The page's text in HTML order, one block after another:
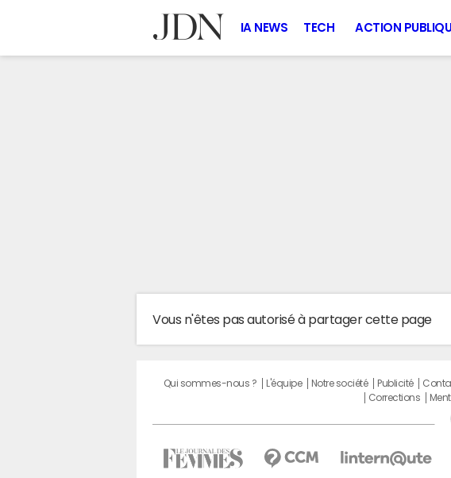
IA NEWS TECH ACTION
Vous n'êtes pas autorisé à partager cette page
Qui sommes-nous ? L'équipe Notre société Publicité
Corrections